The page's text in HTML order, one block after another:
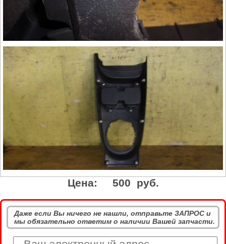
Цена: 500 руб.
Даже если Вы ничего не нашли, отправьте ЗАПРОС и
мы обязательно ответим о наличии Вашей запчасти.